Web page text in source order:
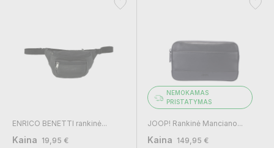
ENRICO BENETTI rankinė...
Kaina 19,95 €
NEMOKAMAS
PRISTATYMAS
JOOP! Rankinė Manciano...
Kaina 149,95 €